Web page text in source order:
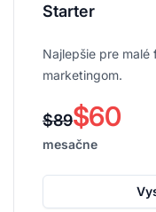
Starter
Najlepšie pre malé
marketingom.
$89$60
mesačne